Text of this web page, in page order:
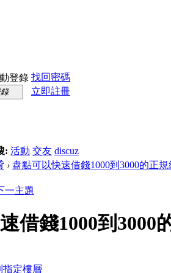
登錄 找回密碼
立即註冊
: 活動 交友 discuz
› 盘點可以快速借錢1000到3000的正
借錢1000到3000